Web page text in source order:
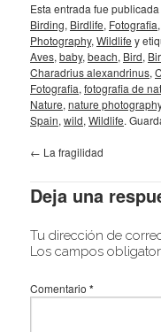
Esta entrada fue publicada
Birding, Birdlife, Fotografia,
Photography, Wildlife y
Aves, baby, beach, Bird,
Charadrius alexandrinus,
Fotografia, fotografia de
Nature, nature photography
Spain, wild, Wildlife.
← La fragilidad
Deja una
Tu dirección de
Los campos
Comentario *